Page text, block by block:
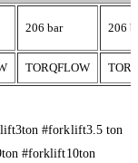
206 bar 206
TORQFLOW
#forklift3.5 ton
#forklift10ton